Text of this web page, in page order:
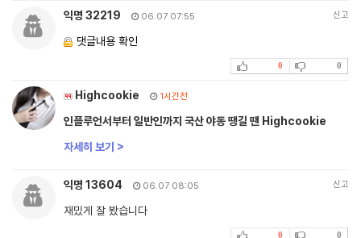
익명 32219 06.07 07:55 신고
댓글내용 확인
0 0
Highcookie 1시간전
인플루언서부터 일반인까지 국산 야동 땡길 땐 Highcookie
자세히 보기 >
익명 13604 06.07 08:05 신고
재밌게 잘 봤습니다
0 0